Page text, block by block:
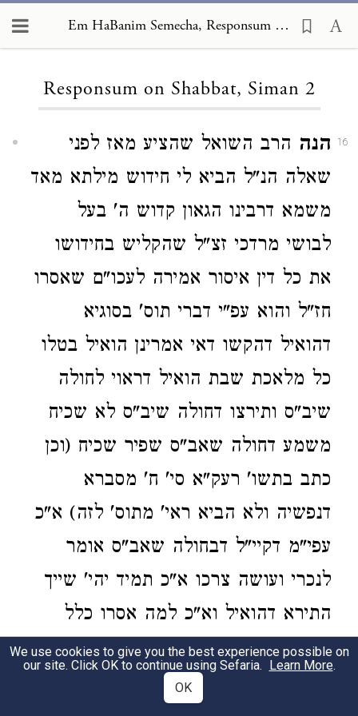
Em HaBanim Semecha, Responsum on Shabbat 2
Responsum on Shabbat, Siman 2
16 הנה הרב השואל שהציע מאז לפני
שאלה הנ"ל הביא לי חידוש מילתא מאד
משמא דרבינו הגאון קדוש ה' בעל
לבושי מרדכי זצ"ל שהקליש בחידושו
את כל דין איסור אמירה לעכו"ם שאסרו
חז"ל והוא עפ"י דברי תוס' בסוגיא
דהואיל דהקשו דאי אמרינן הואיל בטלו
כל מלאכת שבת הואיל דראוי לחולה
שיב"ס ותירצו דחולה שיב"ס לא שכיח
משמע דחולה שאב"ס שפיר שכיח (וכן
כתב בתשו' רעק"א סי' ח' מסברא
דנפשיה ולא הביא ראי' מתוס' לזה) א"כ
עפי"מ דקיי"ל דבחולה שאב"ס אומר
לנכרי ועושה צרכו א"כ תמיד יהי' שייך
התירא דהואיל וא"כ למה אסרו כלל
אמירה לעכו"ם וא"ת דבכל הואיל נשאר
עוד עכ"פ איסורא דרבנן א"כ לפי"ז יש
We use cookies to give you the best experience possible on
our site. Click OK to continue using Sefaria. Learn More.
OK